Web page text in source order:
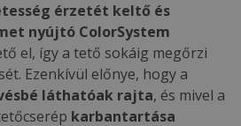
érzetét keltő és
nyújtó ColorSystem
el, így a tető sokáig megőrzi
Ezenkívül előnye, hogy a
láthatóak rajta, és mivel a
karbantartása